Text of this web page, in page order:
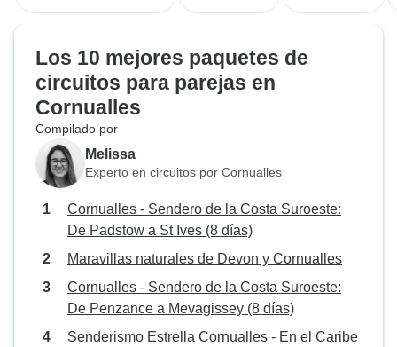
Los 10 mejores paquetes de
circuitos para parejas en
Cornualles
Compilado por
Melissa
Experto en circuitos por Cornualles
Cornualles - Sendero de la Costa Suroeste:
De Padstow a St Ives (8 días)
Maravillas naturales de Devon y Cornualles
Cornualles - Sendero de la Costa Suroeste:
De Penzance a Mevagissey (8 días)
Senderismo Estrella Cornualles - En el Caribe